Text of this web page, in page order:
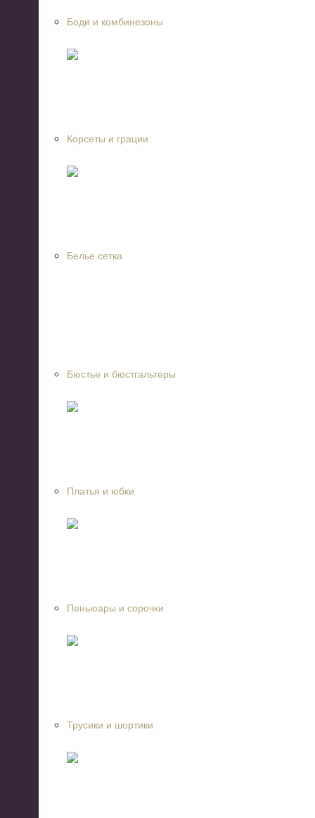
Боди и комбинезоны
Корсеты и грации
Белье сетка
Бюстье и бюстгальтеры
Платья и юбки
Пеньюары и сорочки
Трусики и шортики